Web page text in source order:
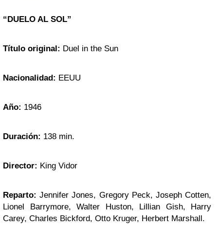
“DUELO AL SOL”
Título original: Duel in the Sun
Nacionalidad: EEUU
Año: 1946
Duración: 138 min.
Director: King Vidor
Reparto:Jennifer Jones, Gregory Peck, Joseph Cotten,
Lionel Barrymore, Walter Huston, Lillian Gish, Harry
Carey, Charles Bickford, Otto Kruger, Herbert Marshall.